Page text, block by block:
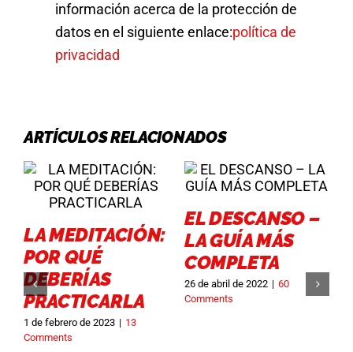
información acerca de la protección de
datos en el siguiente enlace:política de
privacidad
ARTÍCULOS RELACIONADOS
LA MEDITACIÓN:
POR QUÉ
DEBERÍAS
PRACTICARLA
1 de febrero de 2023 | 13
Comments
EL DESCANSO –
LA GUÍA MÁS
COMPLETA
26 de abril de 2022 | 60
Comments